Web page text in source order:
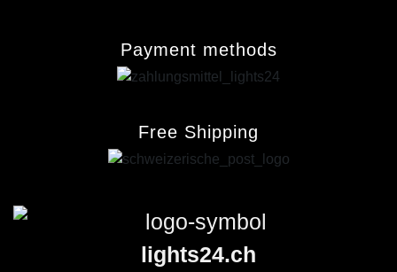
Payment methods
Free Shipping
lights24.ch